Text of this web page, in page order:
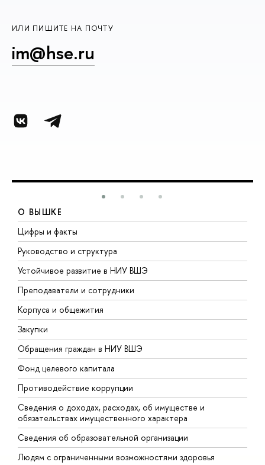
ИЛИ ПИШИТЕ НА ПОЧТУ
im@hse.ru
О ВЫШКЕ
Цифры и факты
Руководство и структура
Устойчивое развитие в НИУ ВШЭ
Преподаватели и сотрудники
Корпуса и общежития
Закупки
Обращения граждан в НИУ ВШЭ
Фонд целевого капитала
Противодействие коррупции
Сведения о доходах, расходах, об имуществе и
обязательствах имущественного характера
Сведения об образовательной организации
Людям с ограниченными возможностями здоровья